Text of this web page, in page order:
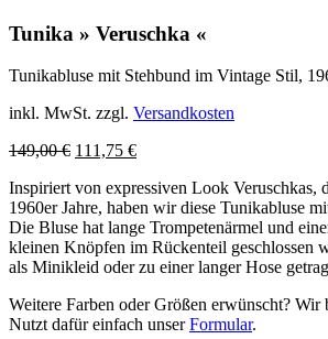
Tunika » Veruschka «
Tunikabluse mit Stehbund im Vintage Stil,
inkl. MwSt. zzgl. Versandkosten
149,00€ 111,75 €
Inspiriert von expressiven Look Veruschkas,
1960er Jahre, haben wir diese Tunikabluse
Die Bluse hat lange Trompetenärmel und
kleinen Knöpfen im Rückenteil geschlossen
als Minikleid oder zu einer langer Hose
Weitere Farben oder Größen erwünscht? Wir
Nutzt dafür einfach unserFormular.